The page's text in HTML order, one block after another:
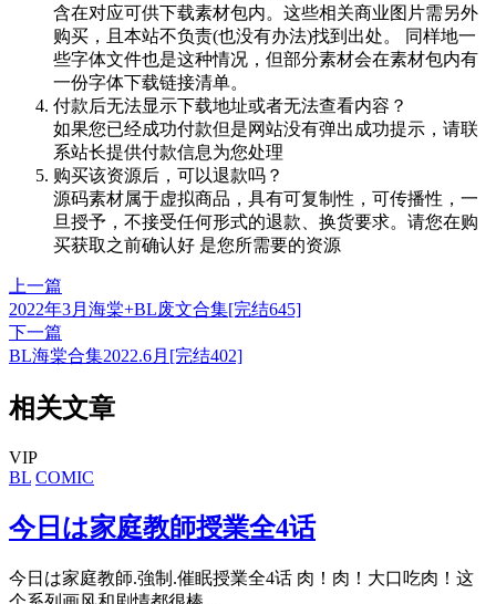
含在对应可供下载素材包内。这些相关商业图片需另外
购买，且本站不负责(也没有办法)找到出处。 同样地一
些字体文件也是这种情况，但部分素材会在素材包内有
一份字体下载链接清单。
付款后无法显示下载地址或者无法查看内容？
如果您已经成功付款但是网站没有弹出成功提示，请联
系站长提供付款信息为您处理
购买该资源后，可以退款吗？
源码素材属于虚拟商品，具有可复制性，可传播性，一
旦授予，不接受任何形式的退款、换货要求。请您在购
买获取之前确认好 是您所需要的资源
上一篇
2022年3月海棠+BL废文合集[完结645]
下一篇
BL海棠合集2022.6月[完结402]
相关文章
VIP
BL COMIC
今日は家庭教師授業全4话
今日は家庭教師.強制.催眠授業全4话 肉！肉！大口吃肉！这